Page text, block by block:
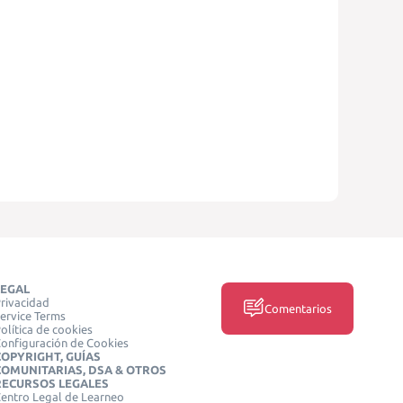
Terms
de cookies
de Cookies
GUÍAS
DSA & OTROS
LEGALES
Legal de Learneo
Comentarios